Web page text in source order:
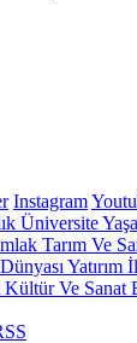
Instagram
Üniversite
Tarım Ve
Yatırım
Kültür Ve Sanat